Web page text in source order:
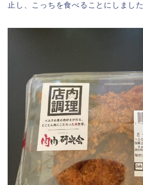
止し、こっちを食べることにしました